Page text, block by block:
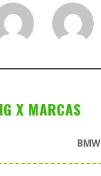
X MARCAS
BMW